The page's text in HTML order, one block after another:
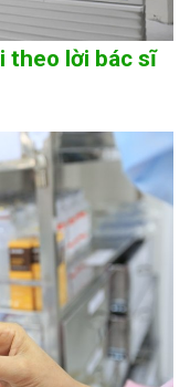
theo lời bác sĩ